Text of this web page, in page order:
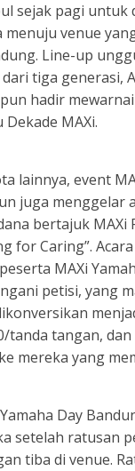
sejak pagi untuk
menuju venue
Line-up
tiga generasi,
pun hadir
MAXi.
lainnya, event
juga menggelar
bertajuk MAXi
for Caring”.
MAXi
petisi, yang
tanda tangan, dan
mereka yang
Day
setelah ratusan
tiba di venue.